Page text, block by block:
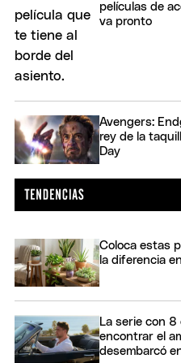
películas de
va pronto
Avengers:
rey de la
Day
Coloca estas
la diferencia
La serie con
encontrar el
desembarcó